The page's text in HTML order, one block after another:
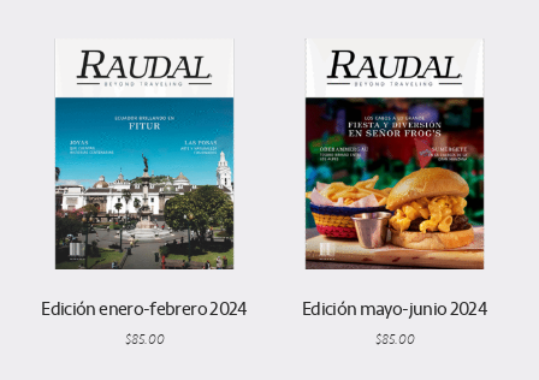
Edición enero-febrero 2024
$85.00
Edición mayo-junio 2024
$85.00